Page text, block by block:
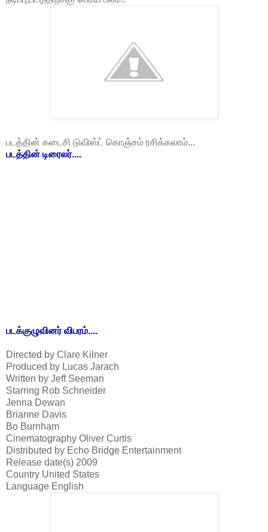
படத்தின் கடைசி டுவிஸ்ட் கொஞ்சம் ரசிக்கலாம்...
படத்தின் டிரைலர்....
படக்குழுவினர் விபரம்....
Directed by Clare Kilner
Produced by Lucas Jarach
Written by Jeff Seeman
Starring Rob Schneider
Jenna Dewan
Brianne Davis
Bo Burnham
Cinematography Oliver Curtis
Distributed by Echo Bridge Entertainment
Release date(s) 2009
Country United States
Language English